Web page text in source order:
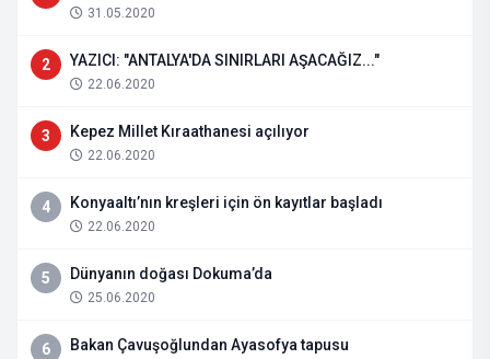
31.05.2020
2 YAZICI: "ANTALYA'DA SINIRLARI AŞACAĞIZ..."
22.06.2020
3 Kepez Millet Kıraathanesi açılıyor
22.06.2020
4 Konyaaltı’nın kreşleri için ön kayıtlar başladı
22.06.2020
5 Dünyanın doğası Dokuma’da
25.06.2020
6 Bakan Çavuşoğlundan Ayasofya tapusu